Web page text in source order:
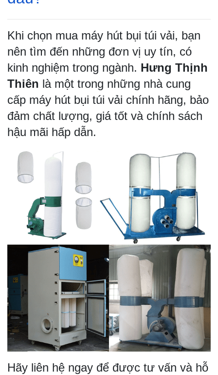
Khi chọn mua máy hút bụi túi vải, bạn
nên tìm đến những đơn vị uy tín, có
kinh nghiệm trong ngành. Hưng Thịnh
Thiên là một trong những nhà cung
cấp máy hút bụi túi vải chính hãng, bảo
đảm chất lượng, giá tốt và chính sách
hậu mãi hấp dẫn.
Hãy liên hệ ngay để được tư vấn và hỗ